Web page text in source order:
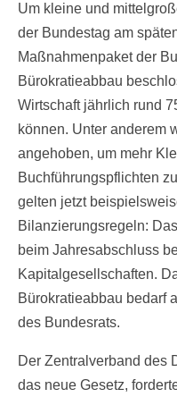
Um kleine und
der Bundestag am
Maßnahmenpaket der
Bürokratieabbau
Wirtschaft jährlich rund
können. Unter anderem
angehoben, um mehr
Buchführungspflichten
gelten jetzt
Bilanzierungsregeln:
beim Jahresabschluss
Kapitalgesellschaften.
Bürokratieabbau bedarf
des Bundesrats.
Der Zentralverband des
das neue Gesetz,